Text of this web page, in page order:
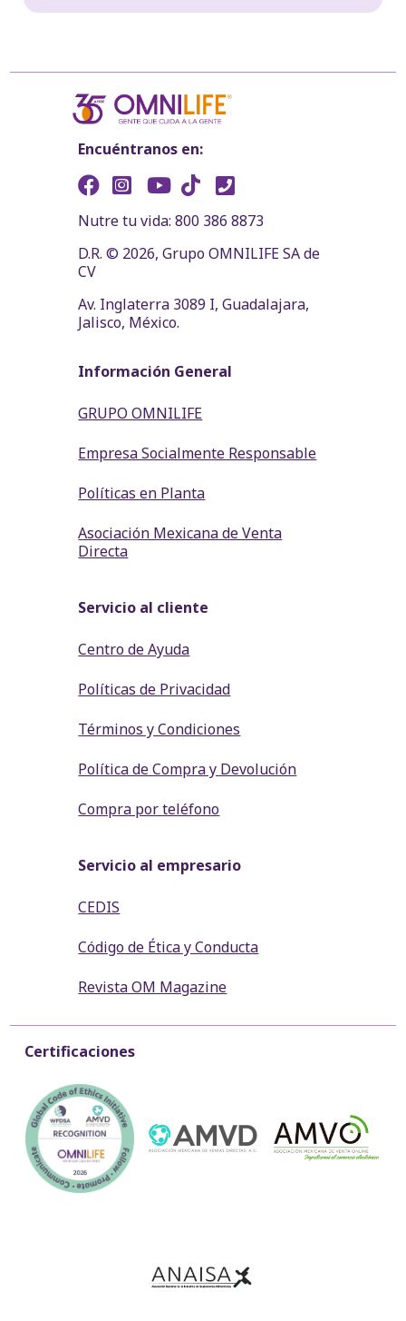
Encuéntranos en:
Nutre tu vida: 800 386 8873
D.R. © 2026, Grupo OMNILIFE SA de
CV
Av. Inglaterra 3089 I, Guadalajara,
Jalisco, México.
Información General
GRUPO OMNILIFE
Empresa Socialmente Responsable
Políticas en Planta
Asociación Mexicana de Venta
Directa
Servicio al cliente
Centro de Ayuda
Políticas de Privacidad
Términos y Condiciones
Política de Compra y Devolución
Compra por teléfono
Servicio al empresario
CEDIS
Código de Ética y Conducta
Revista OM Magazine
Certificaciones